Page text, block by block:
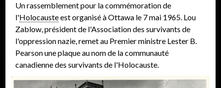
Un rassemblement pour la commémoration de
l'Holocausteest organisé à Ottawa le 7 mai 1965. Lou
Zablow, président de l'Association des survivants de
l'oppression nazie, remet au Premier ministre Lester B.
Pearson une plaque au nom de la communauté
canadienne des survivants de l'Holocauste.